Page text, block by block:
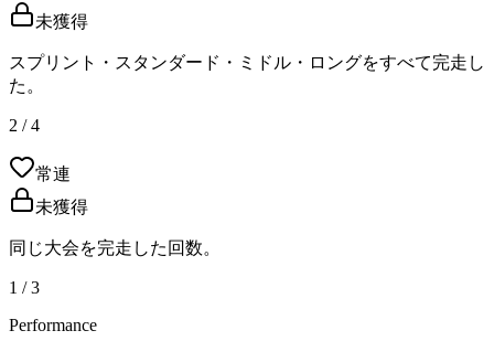
未獲得
スプリント・スタンダード・ミドル・ロングをすべて完走し
た。
2 / 4
常連
未獲得
同じ大会を完走した回数。
1 / 3
Performance